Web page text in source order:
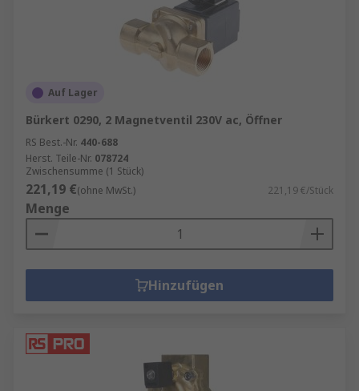
Auf Lager
Bürkert 0290, 2 Magnetventil 230V ac, Öffner
RS Best.-Nr. 440-688
Herst. Teile-Nr. 078724
Zwischensumme (1 Stück)
221,19 €(ohne MwSt.) 221,19 €/Stück
Menge
Hinzufügen